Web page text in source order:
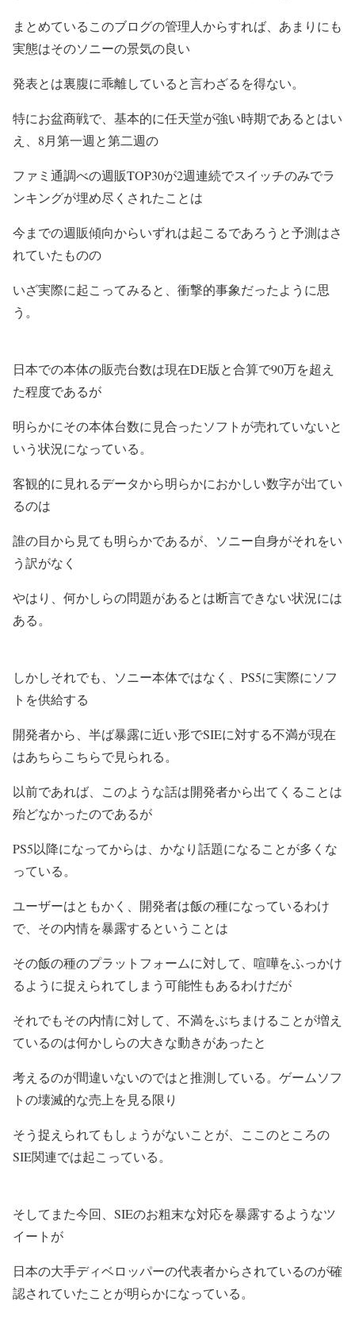
まとめているこのブログの管理人からすれば、あまりにも
実態はそのソニーの景気の良い
発表とは裏腹に乖離していると言わざるを得ない。
特にお盆商戦で、基本的に任天堂が強い時期であるとはい
え、8月第一週と第二週の
ファミ通調べの週販TOP30が2週連続でスイッチのみでラ
ンキングが埋め尽くされたことは
今までの週販傾向からいずれは起こるであろうと予測はさ
れていたものの
いざ実際に起こってみると、衝撃的事象だったように思
う。
日本での本体の販売台数は現在DE版と合算で90万を超え
た程度であるが
明らかにその本体台数に見合ったソフトが売れていないと
いう状況になっている。
客観的に見れるデータから明らかにおかしい数字が出てい
るのは
誰の目から見ても明らかであるが、ソニー自身がそれをい
う訳がなく
やはり、何かしらの問題があるとは断言できない状況には
ある。
しかしそれでも、ソニー本体ではなく、PS5に実際にソフ
トを供給する
開発者から、半ば暴露に近い形でSIEに対する不満が現在
はあちらこちらで見られる。
以前であれば、このような話は開発者から出てくることは
殆どなかったのであるが
PS5以降になってからは、かなり話題になることが多くな
っている。
ユーザーはともかく、開発者は飯の種になっているわけ
で、その内情を暴露するということは
その飯の種のプラットフォームに対して、喧嘩をふっかけ
るように捉えられてしまう可能性もあるわけだが
それでもその内情に対して、不満をぶちまけることが増え
ているのは何かしらの大きな動きがあったと
考えるのが間違いないのではと推測している。ゲームソフ
トの壊滅的な売上を見る限り
そう捉えられてもしょうがないことが、ここのところの
SIE関連では起こっている。
そしてまた今回、SIEのお粗末な対応を暴露するようなツ
イートが
日本の大手ディベロッパーの代表者からされているのが確
認されていたことが明らかになっている。